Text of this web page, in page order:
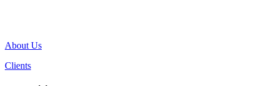
About Us
Clients